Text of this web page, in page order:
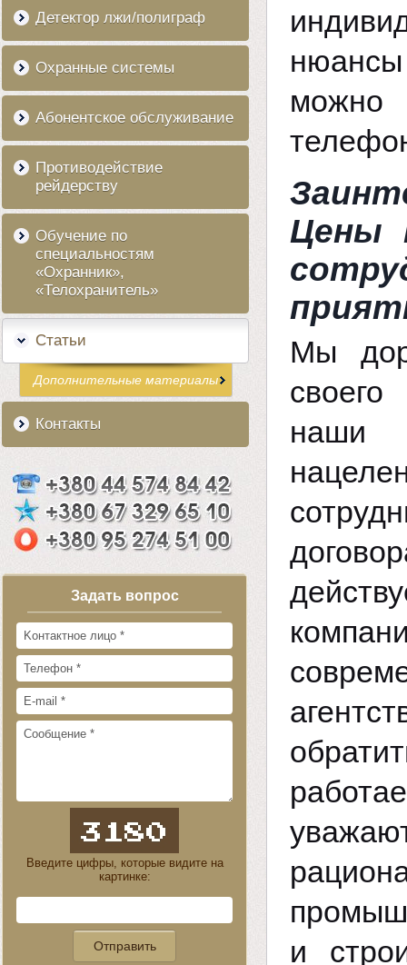
Детектор лжи/полиграф
Охранные системы
Абонентское обслуживание
Противодействие
рейдерству
Обучение по
специальностям
«Охранник»,
«Телохранитель»
Статьи
Дополнительные материалы
Контакты
Задать вопрос
Введите цифры, которые видите на
картинке:
нюансы
Цены
Мы
наши
и